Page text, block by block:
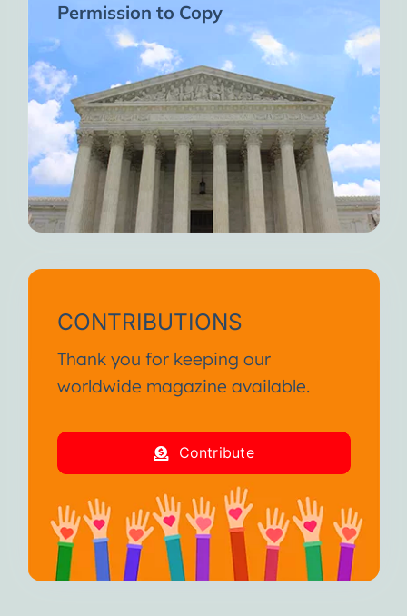
Permission to Copy
CONTRIBUTIONS
Thank you for keeping our
worldwide magazine available.
Contribute